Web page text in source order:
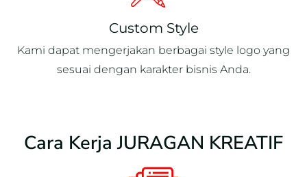
Custom Style
Kami dapat mengerjakan berbagai style logo yang
sesuai dengan karakter bisnis Anda.
Cara Kerja JURAGAN KREATIF